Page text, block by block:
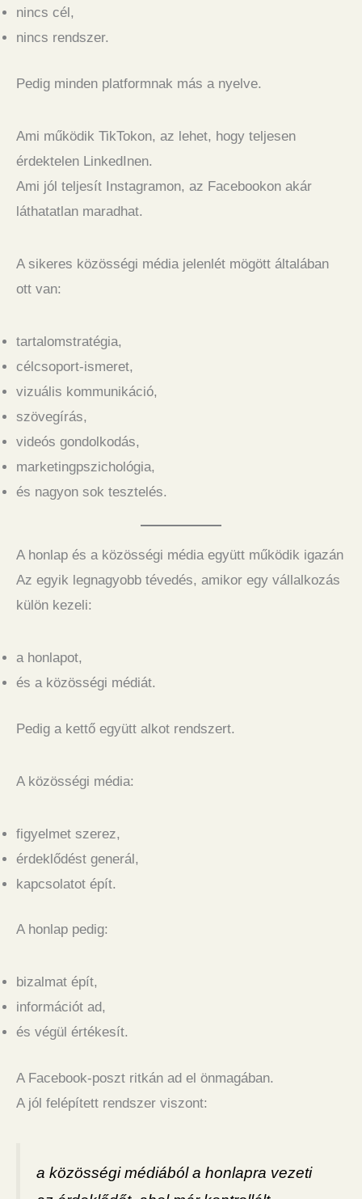
nincs cél,
nincs rendszer.
Pedig minden platformnak más a nyelve.
Ami működik TikTokon, az lehet, hogy teljesen
érdektelen LinkedInen.
Ami jól teljesít Instagramon, az Facebookon akár
láthatatlan maradhat.
A sikeres közösségi média jelenlét mögött általában
ott van:
tartalomstratégia,
célcsoport-ismeret,
vizuális kommunikáció,
szövegírás,
videós gondolkodás,
marketingpszichológia,
és nagyon sok tesztelés.
A honlap és a közösségi média együtt működik igazán
Az egyik legnagyobb tévedés, amikor egy vállalkozás
külön kezeli:
a honlapot,
és a közösségi médiát.
Pedig a kettő együtt alkot rendszert.
A közösségi média:
figyelmet szerez,
érdeklődést generál,
kapcsolatot épít.
A honlap pedig:
bizalmat épít,
információt ad,
és végül értékesít.
A Facebook-poszt ritkán ad el önmagában.
A jól felépített rendszer viszont:
a közösségi médiából a honlapra vezeti